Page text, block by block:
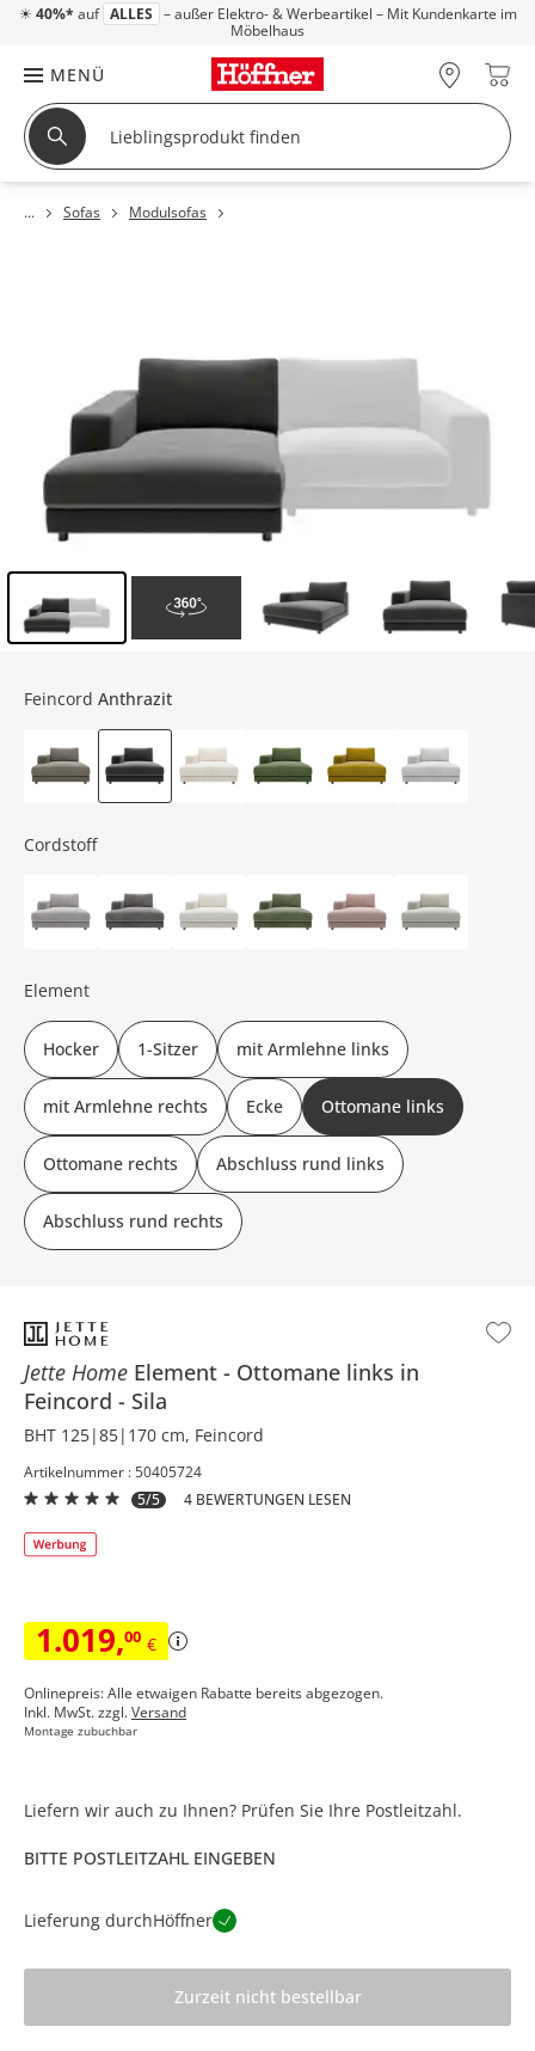
☀ 40%* auf ALLES – außer Elektro- & Werbeartikel – Mit Kundenkarte im
Möbelhaus
MENÜ
Sofas Modulsofas
Jette Home Element
Ottomane links in
Feincord
Sila
BHT 125|85|170 cm, Feincord
Artikelnummer : 50405724
5/5
4 BEWERTUNGEN LESEN
1.019,00 €
Onlinepreis: Alle etwaigen Rabatte bereits abgezogen.
Inkl. MwSt. zzgl.Versand
Montage zubuchbar
Feincord Anthrazit
Cordstoff
Element
Hocker 1-Sitzer mit Armlehne links
mit Armlehne rechts Ecke Ottomane links
Ottomane rechts Abschluss rund links
Abschluss rund rechts
Liefern wir auch zu Ihnen? Prüfen Sie Ihre Postleitzahl.
BITTE POSTLEITZAHL EINGEBEN
Lieferung durchHöffner
Zurzeit nicht bestellbar